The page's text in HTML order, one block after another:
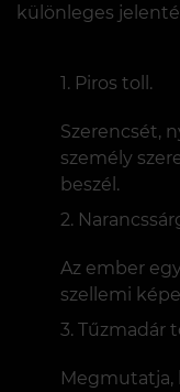
különleges
Piros toll.
Szerencsét,
személy
beszél.
Az ember
szellemi
Tűzmadár
Megmutatja,